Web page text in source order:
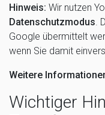
Hinweis: Wir nutzen
Datenschutzmodus.
Google übermittelt
wenn Sie damit
Weitere
Wichtiger